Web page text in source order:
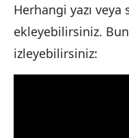
Herhangi yazı
ekleyebilirsiniz.
izleyebilirsiniz: